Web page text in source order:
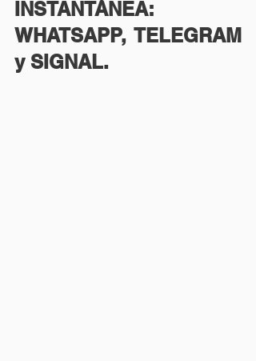
INSTANTÁNEA:
WHATSAPP, TELEGRAM
y SIGNAL.